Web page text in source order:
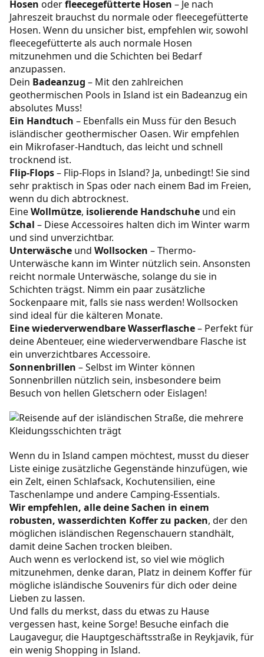
Hosen oderfleecegefütterte Hosen – Je nach
Jahreszeit brauchst du normale oder fleecegefütterte
Hosen. Wenn du unsicher bist, empfehlen wir, sowohl
fleecegefütterte als auch normale Hosen
mitzunehmen und die Schichten bei Bedarf
anzupassen.
Dein Badeanzug – Mit den zahlreichen
geothermischen Pools in Island ist ein Badeanzug ein
absolutes Muss!
Ein Handtuch – Ebenfalls ein Muss für den Besuch
isländischer geothermischer Oasen. Wir empfehlen
ein Mikrofaser-Handtuch, das leicht und schnell
trocknend ist.
Flip-Flops– Flip-Flops in Island? Ja, unbedingt! Sie sind
sehr praktisch in Spas oder nach einem Bad im Freien,
wenn du dich abtrocknest.
EineWollmütze, isolierende Handschuhe und ein
Schal – Diese Accessoires halten dich im Winter warm
und sind unverzichtbar.
Unterwäsche und Wollsocken – Thermo-
Unterwäsche kann im Winter nützlich sein. Ansonsten
reicht normale Unterwäsche, solange du sie in
Schichten trägst. Nimm ein paar zusätzliche
Sockenpaare mit, falls sie nass werden! Wollsocken
sind ideal für die kälteren Monate.
Eine wiederverwendbare Wasserflasche– Perfekt für
deine Abenteuer, eine wiederverwendbare Flasche ist
ein unverzichtbares Accessoire.
Sonnenbrillen – Selbst im Winter können
Sonnenbrillen nützlich sein, insbesondere beim
Besuch von hellen Gletschern oder Eislagen!
Wenn du in Island campen möchtest, musst du dieser
Liste einige zusätzliche Gegenstände hinzufügen, wie
ein Zelt, einen Schlafsack, Kochutensilien, eine
Taschenlampe und andere Camping-Essentials.
Wir empfehlen, alle deine Sachen in einem
robusten, wasserdichten Koffer zu packen, der den
möglichen isländischen Regenschauern standhält,
damit deine Sachen trocken bleiben.
Auch wenn es verlockend ist, so viel wie möglich
mitzunehmen, denke daran, Platz in deinem Koffer für
mögliche isländische Souvenirs für dich oder deine
Lieben zu lassen.
Und falls du merkst, dass du etwas zu Hause
vergessen hast, keine Sorge! Besuche einfach die
Laugavegur, die Hauptgeschäftsstraße in Reykjavik, für
ein wenig Shopping in Island.